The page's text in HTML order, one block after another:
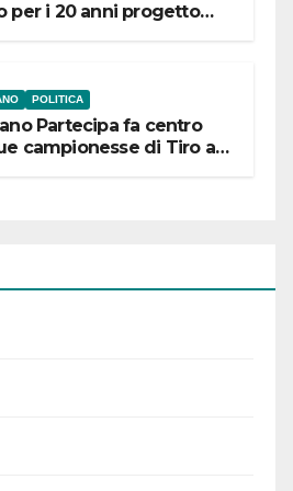
per i 20 anni progetto
POLITICA
Partecipa fa centro
campionesse di Tiro a